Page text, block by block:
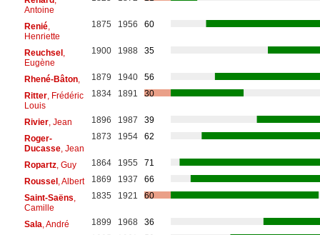
Antoine
Renié,
Henriette
1875 1956 60
Reuchsel,
Eugène
1900 1988 35
Rhené-Bâton, 1879 1940
56
Ritter, Frédéric
Louis
1834 1891 30
Rivier, Jean 1896 1987
39
Roger-
Ducasse, Jean
1873 1954 62
Ropartz, Guy 1864 1955
71
Roussel, Albert 1869 1937
66
Saint-Saëns
Camille
1835 1921 60
Sala , André 1899 1968
36